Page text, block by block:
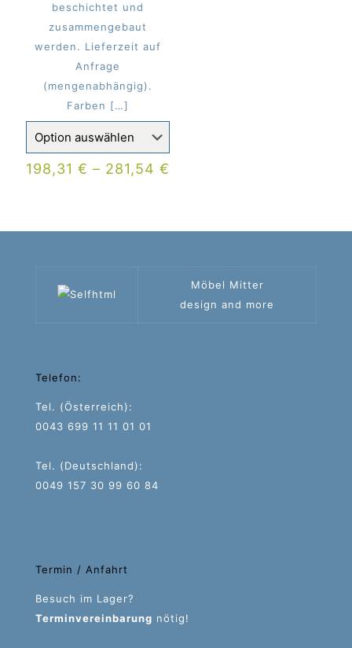
beschichtet und
zusammengebaut
werden. Lieferzeit auf
Anfrage
(mengenabhängig).
Farben […]
198,31€ – 281,54€
Möbel Mitter
design and more
Telefon:
Tel. (Österreich):
0043 699 11 11 01 01
Tel. (Deutschland):
0049 157 30 99 60 84
Termin / Anfahrt
Besuch im Lager?
Terminvereinbarung nötig!